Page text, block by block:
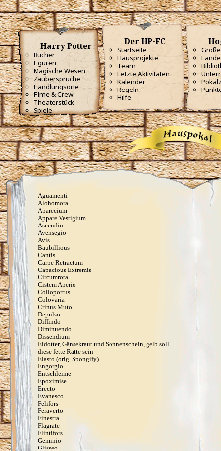
Harry Potter
Bücher
Figuren
Magische Wesen
Zaubersprüche
Handlungsorte
Filme & Crew
Theaterstück
Spiele
Der HP-FC
Startseite
Hausprojekte
Team
Letzte Aktivitäten
Kalender
Regeln
Hilfe
Alltagszauber
Accio
Aguamenti
Alohomora
Aparecium
Appare Vestigium
Ascendio
Avensegio
Avis
Baubillious
Cantis
Carpe Retractum
Capacious Extremis
Circumrota
Cistem Aperio
Colloportus
Colovaria
Crinus Muto
Depulso
Diffindo
Diminuendo
Dissendium
Eidotter, Gänsekraut und Sonnenschein, gelb soll
diese fette Ratte sein
Elasto (orig. Spongify)
Engorgio
Entschleime
Epoximise
Erecto
Evanesco
Felifors
Feraverto
Finestra
Flagrate
Flintifors
Geminio
Glisseo